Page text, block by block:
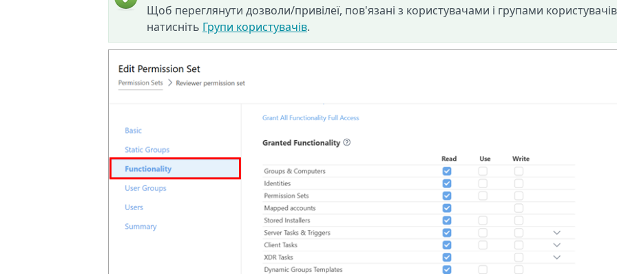
Щоб переглянути дозволи/привілеї, пов'язані з користувачами і групами
натисніть Групи користувачів.